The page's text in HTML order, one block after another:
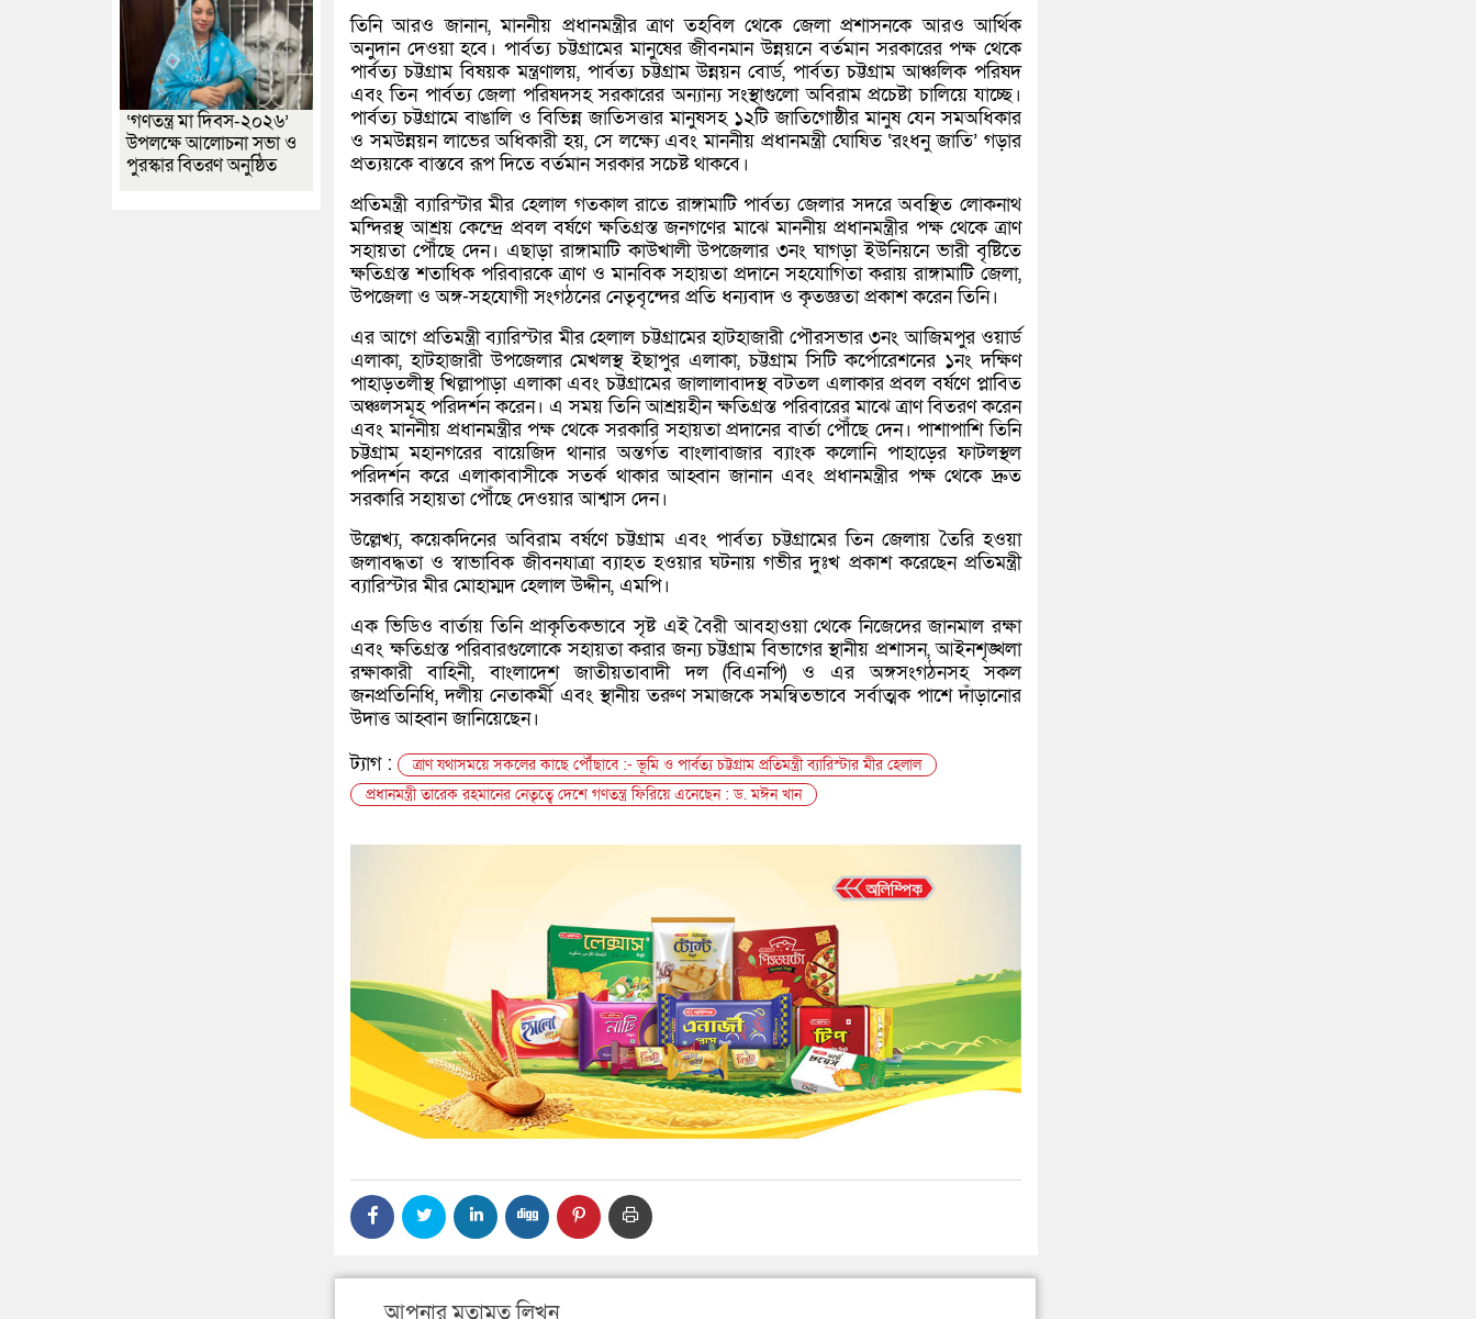
তিনি আরও জানান, মাননীয় প্রধানমন্ত্রীর ত্রাণ তহবিল থেকে জেলা প্রশাসনকে আরও আর্থিক
অনুদান দেওয়া হবে। পার্বত্য চট্টগ্রামের মানুষের জীবনমান উন্নয়নে বর্তমান সরকারের পক্ষ থেকে
পার্বত্য চট্টগ্রাম বিষয়ক মন্ত্রণালয়, পার্বত্য চট্টগ্রাম উন্নয়ন বোর্ড, পার্বত্য চট্টগ্রাম আঞ্চলিক পরিষদ
এবং তিন পার্বত্য জেলা পরিষদসহ সরকারের অন্যান্য সংস্থাগুলো অবিরাম প্রচেষ্টা চালিয়ে যাচ্ছে।
পার্বত্য চট্টগ্রামে বাঙালি ও বিভিন্ন জাতিসত্তার মানুষসহ ১২টি জাতিগোষ্ঠীর মানুষ যেন সমঅধিকার
ও সমউন্নয়ন লাভের অধিকারী হয়, সে লক্ষ্যে এবং মাননীয় প্রধানমন্ত্রী ঘোষিত ‘রংধনু জাতি’ গড়ার
প্রত্যয়কে বাস্তবে রূপ দিতে বর্তমান সরকার সচেষ্ট থাকবে।
প্রতিমন্ত্রী ব্যারিস্টার মীর হেলাল গতকাল রাতে রাঙ্গামাটি পার্বত্য জেলার সদরে অবস্থিত লোকনাথ
মন্দিরস্থ আশ্রয় কেন্দ্রে প্রবল বর্ষণে ক্ষতিগ্রস্ত জনগণের মাঝে মাননীয় প্রধানমন্ত্রীর পক্ষ থেকে ত্রাণ
সহায়তা পৌঁছে দেন। এছাড়া রাঙ্গামাটি কাউখালী উপজেলার ৩নং ঘাগড়া ইউনিয়নে ভারী বৃষ্টিতে
ক্ষতিগ্রস্ত শতাধিক পরিবারকে ত্রাণ ও মানবিক সহায়তা প্রদানে সহযোগিতা করায় রাঙ্গামাটি জেলা,
উপজেলা ও অঙ্গ-সহযোগী সংগঠনের নেতৃবৃন্দের প্রতি ধন্যবাদ ও কৃতজ্ঞতা প্রকাশ করেন তিনি।
এর আগে প্রতিমন্ত্রী ব্যারিস্টার মীর হেলাল চট্টগ্রামের হাটহাজারী পৌরসভার ৩নং আজিমপুর ওয়ার্ড
এলাকা, হাটহাজারী উপজেলার মেখলস্থ ইছাপুর এলাকা, চট্টগ্রাম সিটি কর্পোরেশনের ১নং দক্ষিণ
পাহাড়তলীস্থ খিল্লাপাড়া এলাকা এবং চট্টগ্রামের জালালাবাদস্থ বটতল এলাকার প্রবল বর্ষণে প্লাবিত
অঞ্চলসমূহ পরিদর্শন করেন। এ সময় তিনি আশ্রয়হীন ক্ষতিগ্রস্ত পরিবারের মাঝে ত্রাণ বিতরণ করেন
এবং মাননীয় প্রধানমন্ত্রীর পক্ষ থেকে সরকারি সহায়তা প্রদানের বার্তা পৌঁছে দেন। পাশাপাশি তিনি
চট্টগ্রাম মহানগরের বায়েজিদ থানার অন্তর্গত বাংলাবাজার ব্যাংক কলোনি পাহাড়ের ফাটলস্থল
পরিদর্শন করে এলাকাবাসীকে সতর্ক থাকার আহ্বান জানান এবং প্রধানমন্ত্রীর পক্ষ থেকে দ্রুত
সরকারি সহায়তা পৌঁছে দেওয়ার আশ্বাস দেন।
উল্লেখ্য, কয়েকদিনের অবিরাম বর্ষণে চট্টগ্রাম এবং পার্বত্য চট্টগ্রামের তিন জেলায় তৈরি হওয়া
জলাবদ্ধতা ও স্বাভাবিক জীবনযাত্রা ব্যাহত হওয়ার ঘটনায় গভীর দুঃখ প্রকাশ করেছেন প্রতিমন্ত্রী
ব্যারিস্টার মীর মোহাম্মদ হেলাল উদ্দীন, এমপি।
এক ভিডিও বার্তায় তিনি প্রাকৃতিকভাবে সৃষ্ট এই বৈরী আবহাওয়া থেকে নিজেদের জানমাল রক্ষা
এবং ক্ষতিগ্রস্ত পরিবারগুলোকে সহায়তা করার জন্য চট্টগ্রাম বিভাগের স্থানীয় প্রশাসন, আইনশৃঙ্খলা
রক্ষাকারী বাহিনী, বাংলাদেশ জাতীয়তাবাদী দল (বিএনপি) ও এর অঙ্গসংগঠনসহ সকল
জনপ্রতিনিধি, দলীয় নেতাকর্মী এবং স্থানীয় তরুণ সমাজকে সমন্বিতভাবে সর্বাত্মক পাশে দাঁড়ানোর
উদাত্ত আহ্বান জানিয়েছেন।
ট্যাগ :
ত্রাণ যথাসময়ে সকলের কাছে পৌঁছাবে :- ভূমি ও পার্বত্য চট্টগ্রাম প্রতিমন্ত্রী ব্যারিস্টার মীর হেলাল
প্রধানমন্ত্রী তারেক রহমানের নেতৃত্বে দেশে গণতন্ত্র ফিরিয়ে এনেছেন : ড. মঈন খান
‘গণতন্ত্র মা দিবস-২০২৬’
উপলক্ষে আলোচনা সভা ও
পুরস্কার বিতরণ অনুষ্ঠিত